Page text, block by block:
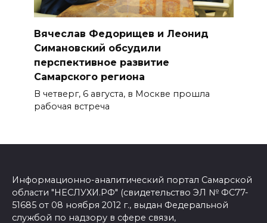
Вячеслав Федорищев и Леонид
Симановский обсудили
перспективное развитие
Самарского региона
В четверг, 6 августа, в Москве прошла
рабочая встреча
Информационно-аналитический портал Самарской
области "НЕСЛУХИ.РФ" (свидетельство ЭЛ № ФС77-
51685 от 08 ноября 2012 г., выдан Федеральной
службой по надзору в сфере связи,